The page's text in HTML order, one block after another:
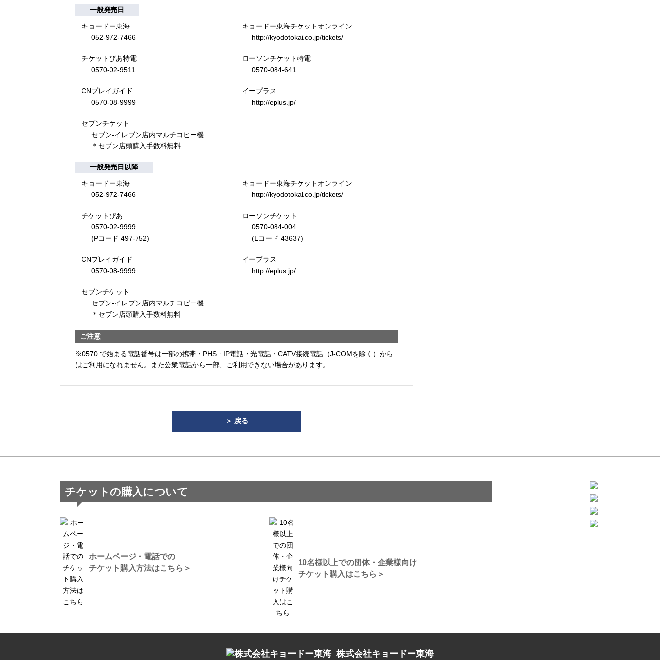
一般発売日
キョードー東海
052-972-7466
キョードー東海チケットオンライン
http://kyodotokai.co.jp/tickets/
チケットぴあ特電
0570-02-9511
ローソンチケット特電
0570-084-641
CNプレイガイド
0570-08-9999
イープラス
http://eplus.jp/
セブンチケット
セブン-イレブン店内マルチコピー機
＊セブン店頭購入手数料無料
一般発売日以降
キョードー東海
052-972-7466
キョードー東海チケットオンライン
http://kyodotokai.co.jp/tickets/
チケットぴあ
0570-02-9999
(Pコード 497-752)
ローソンチケット
0570-084-004
(Lコード 43637)
CNプレイガイド
0570-08-9999
イープラス
http://eplus.jp/
セブンチケット
セブン-イレブン店内マルチコピー機
＊セブン店頭購入手数料無料
ご注意
※0570 で始まる電話番号は一部の携帯・PHS・IP電話・光電話・CATV接続電話（J-COMを除く）から
はご利用になれません。また公衆電話から一部、ご利用できない場合があります。
＞ 戻る
チケットの購入について
ホームページ・電話での
チケット購入方法はこちら＞
10名様以上での団体・企業様向け
チケット購入はこちら＞
株式会社キョードー東海